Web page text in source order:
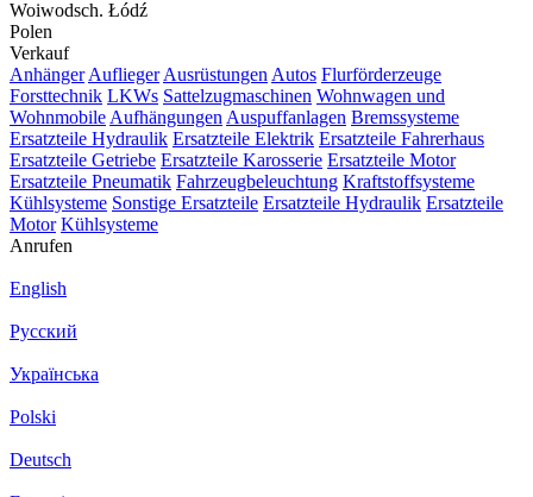
Woiwodsch. Łódź
Polen
Verkauf
Anhänger Auflieger Ausrüstungen Autos Flurförderzeuge
Forsttechnik LKWs Sattelzugmaschinen Wohnwagen und
Wohnmobile Aufhängungen Auspuffanlagen Bremssysteme
Ersatzteile Hydraulik Ersatzteile Elektrik Ersatzteile Fahrerhaus
Ersatzteile Getriebe Ersatzteile Karosserie Ersatzteile Motor
Ersatzteile Pneumatik Fahrzeugbeleuchtung Kraftstoffsysteme
Kühlsysteme Sonstige Ersatzteile Ersatzteile Hydraulik Ersatzteile
Motor Kühlsysteme
Anrufen
English
Русский
Українська
Polski
Deutsch